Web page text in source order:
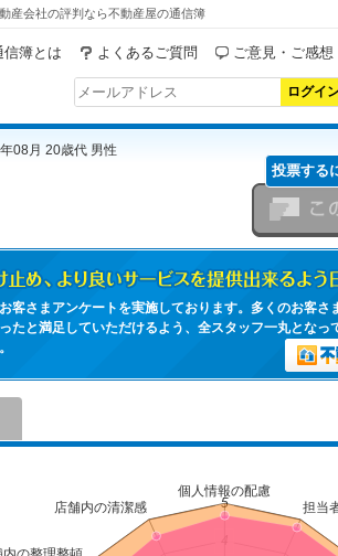
産会社の評判なら不動産屋の通信簿
信簿とは よくあるご質問 ご意見・ご感想
08月 20歳代 男性
こ
投票する
り良いサービスを提供出来るよう日々努力してお
客さまアンケートを実施しております。多くのお客さ
たと満足していただけるよう、全スタッフ一丸となっ
不動産